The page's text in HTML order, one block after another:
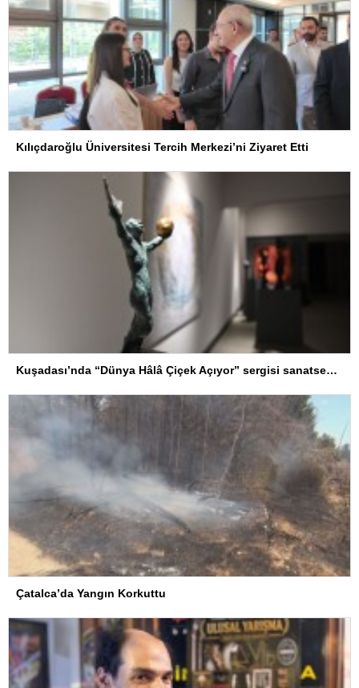
Kılıçdaroğlu Üniversitesi Tercih Merkezi’ni Ziyaret Etti
Kuşadası’nda “Dünya Hâlâ Çiçek Açıyor” sergisi sanatseverlerle buluşuyor
Çatalca’da Yangın Korkuttu